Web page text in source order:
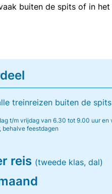
buiten de spits of in
treinreizen buiten de spits
t/m vrijdag van 6.30 tot 9.00 uur en
behalve feestdagen
reis (tweede klas, dal)